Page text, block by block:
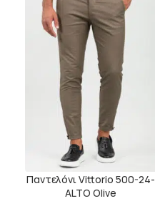
Παντελόνι Vittorio 500-24-
ALTO Olive